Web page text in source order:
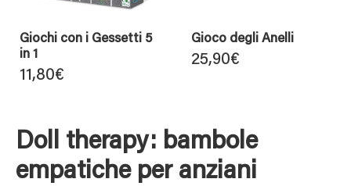
Giochi con i Gessetti 5
in 1
11,80€
Gioco degli Anelli
25,90€
Doll therapy: bambole
empatiche per anziani